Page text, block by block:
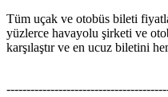
Tüm uçak ve otobüs bileti
yüzlerce havayolu şirketi ve
karşılaştır ve en ucuz biletini